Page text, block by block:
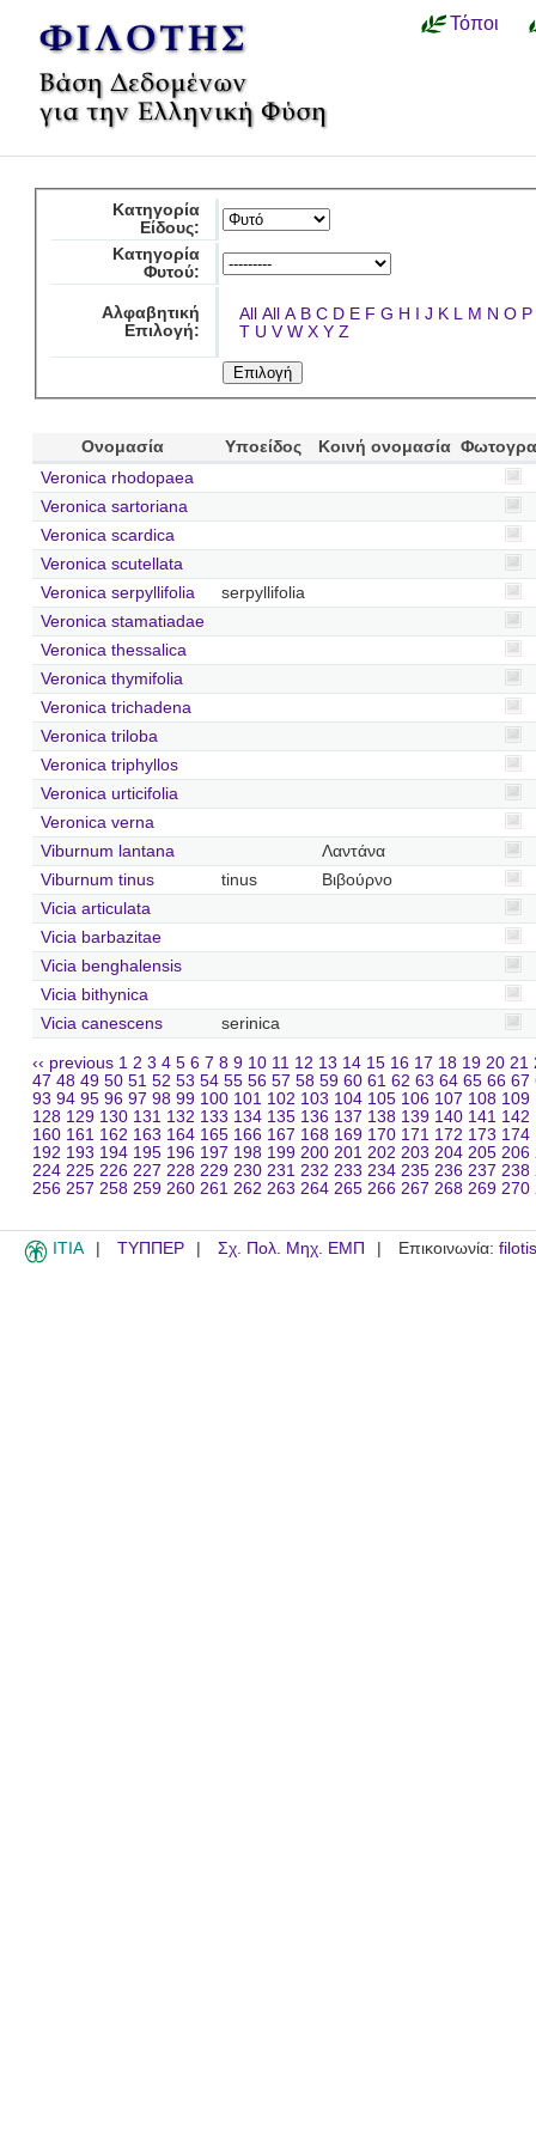
Τόποι
Κατηγορία
Είδους:
Κατηγορία
Φυτού:
Αλφαβητική
Επιλογή:
All All A B C D E F G H I J K L M N O P
T U V W X Y Z
Ονομασία Υποείδος Κοινή ονομασία
Veronica rhodopaea
Veronica sartoriana
Veronica scardica
Veronica scutellata
Veronica serpyllifolia
serpyllifolia
Veronica stamatiadae
Veronica thessalica
Veronica thymifolia
Veronica trichadena
Veronica triloba
Veronica triphyllos
Veronica urticifolia
Veronica verna
Viburnum lantana
Λαντάνα
Viburnum tinus
tinus
Βιβούρνο
Vicia articulata
Vicia barbazitae
Vicia benghalensis
Vicia bithynica
Vicia canescens
serinica
‹‹ previous 1 2 3 4 5 6 7 8 9 10 11 12 13 14 15 16 17 18 19 20 21
47 48 49 50 51 52 53 54 55 56 57 58 59 60 61 62 63 64 65 66 67
93 94 95 96 97 98 99 100 101 102 103 104 105 106 107 108 109
128 129 130 131 132 133 134 135 136 137 138 139 140 141 142
160 161 162 163 164 165 166 167 168 169 170 171 172 173 174
192 193 194 195 196 197 198 199 200 201 202 203 204 205 206
224 225 226 227 228 229 230 231 232 233 234 235 236 237 238
256 257 258 259 260 261 262 263 264 265 266 267 268 269 270
ITIA ΤΥΠΠΕΡ Σχ. Πολ. Μηχ. ΕΜΠ Επικοινωνία: